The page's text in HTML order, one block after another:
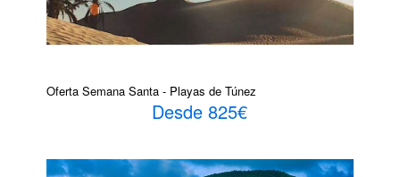
Oferta Semana Santa - Playas de Túnez
Desde 825€